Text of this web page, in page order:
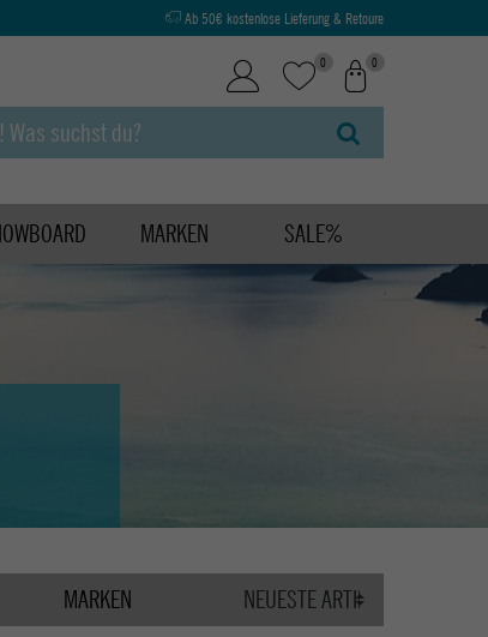
Ab 50€ kostenlose Lieferung & Retoure
0 0
MARKEN SALE%
MARKEN